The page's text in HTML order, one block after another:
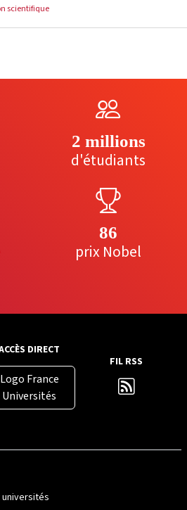
scientifique
2 millions
d'étudiants
86
prix Nobel
DIRECT
Logo France
Universités
FIL RSS
universités